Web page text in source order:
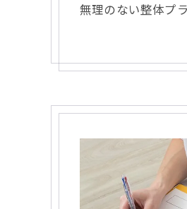
無理のない整体プ